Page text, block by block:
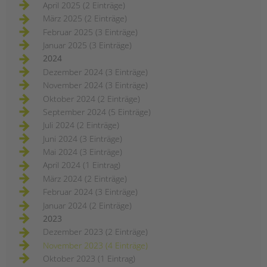
April 2025 (2 Einträge)
März 2025 (2 Einträge)
Februar 2025 (3 Einträge)
Januar 2025 (3 Einträge)
2024
Dezember 2024 (3 Einträge)
November 2024 (3 Einträge)
Oktober 2024 (2 Einträge)
September 2024 (5 Einträge)
Juli 2024 (2 Einträge)
Juni 2024 (3 Einträge)
Mai 2024 (3 Einträge)
April 2024 (1 Eintrag)
März 2024 (2 Einträge)
Februar 2024 (3 Einträge)
Januar 2024 (2 Einträge)
2023
Dezember 2023 (2 Einträge)
November 2023 (4 Einträge)
Oktober 2023 (1 Eintrag)